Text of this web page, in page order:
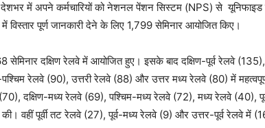
देशभर में अपने कर्मचारियों को नेशनल पेंशन सिस्टम (NPS) से
में विस्तार पूर्ण जानकारी देने के लिए 1,799 सेमिनार आयोजित किए।
दक्षिण रेलवे में आयोजित हुए। इसके बाद दक्षिण-पूर्व रेलवे (135),
रेलवे (90), उत्तरी रेलवे (88) और उत्तर मध्य रेलवे (80) में
(70), दक्षिण-मध्य रेलवे (69), पश्चिम-मध्य रेलवे (72), मध्य रेलवे (40),
की। वहीं पूर्वी तट रेलवे (27), पूर्व-मध्य रेलवे (9) और उत्तर-पूर्व रेलवे में